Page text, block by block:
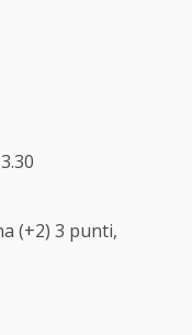
(+2) 3 punti,